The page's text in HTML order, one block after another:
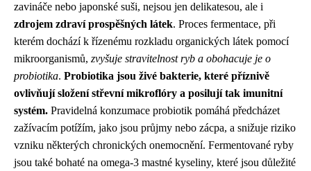
zavináče nebo japonské suši, nejsou jen delikatesou, ale i
zdrojem zdraví prospěšných látek. Proces fermentace, při
kterém dochází k řízenému rozkladu organických látek pomocí
mikroorganismů, zvyšuje stravitelnost ryb a obohacuje je o
probiotika. Probiotika jsou živé bakterie, které příznivě
ovlivňují složení střevní mikroflóry a posilují tak imunitní
systém. Pravidelná konzumace probiotik pomáhá předcházet
zažívacím potížím, jako jsou průjmy nebo zácpa, a snižuje riziko
vzniku některých chronických onemocnění. Fermentované ryby
jsou také bohaté na omega-3 mastné kyseliny, které jsou důležité